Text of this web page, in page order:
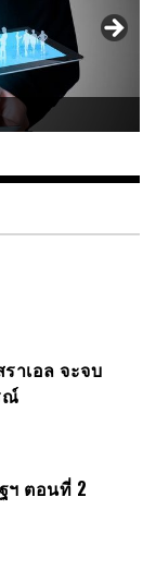
าเอล จะจบ
ณ์
ฯ ตอนที่ 2